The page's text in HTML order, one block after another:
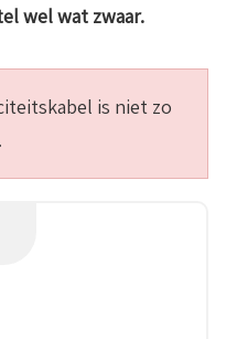
wel wat zwaar.
is niet zo